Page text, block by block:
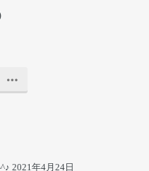
2021年4月24日